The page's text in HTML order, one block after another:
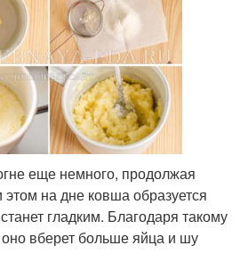
еще немного, продолжая
на дне ковша образуется
гладким. Благодаря такому
вберет больше яйца и шу